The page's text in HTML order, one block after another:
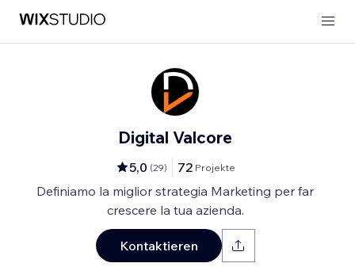
Digital Valcore
5,0 (29) 72 Projekte
Definiamo la miglior strategia Marketing per far
crescere la tua azienda.
Kontaktieren